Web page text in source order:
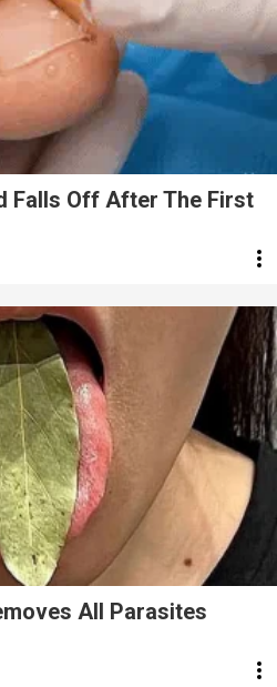
Falls Off After The First
All Parasites